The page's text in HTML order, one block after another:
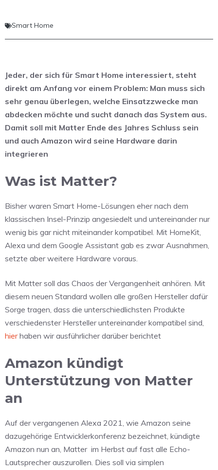
Smart Home
Jeder, der sich für Smart Home interessiert, steht
direkt am Anfang vor einem Problem: Man muss sich
sehr genau überlegen, welche Einsatzzwecke man
abdecken möchte und sucht danach das System aus.
Damit soll mit Matter Ende des Jahres Schluss sein
und auch Amazon wird seine Hardware darin
integrieren
Was ist Matter?
Bisher waren Smart Home-Lösungen eher nach dem
klassischen Insel-Prinzip angesiedelt und untereinander nur
wenig bis gar nicht miteinander kompatibel. Mit HomeKit,
Alexa und dem Google Assistant gab es zwar Ausnahmen,
setzte aber weitere Hardware voraus.
Mit Matter soll das Chaos der Vergangenheit anhören. Mit
diesem neuen Standard wollen alle großen Hersteller dafür
Sorge tragen, dass die unterschiedlichsten Produkte
verschiedenster Hersteller untereinander kompatibel sind,
hierhaben wir ausführlicher darüber berichtet
Amazon kündigt
Unterstützung von Matter
an
Auf der vergangenen Alexa 2021, wie Amazon seine
dazugehörige Entwicklerkonferenz bezeichnet, kündigte
Amazon nun an, Matter im Herbst auf fast alle Echo-
Lautsprecher auszurollen. Dies soll via simplen